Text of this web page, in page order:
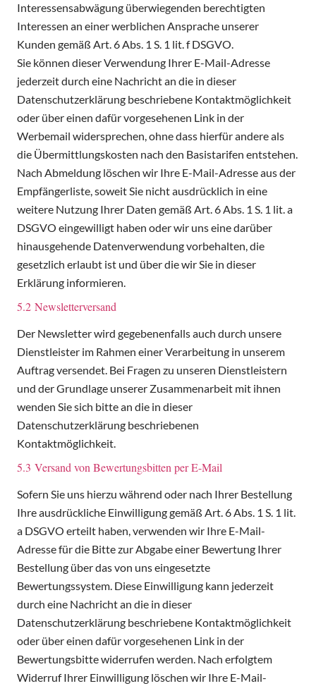
Interessensabwägung überwiegenden berechtigten
Interessen an einer werblichen Ansprache unserer
Kunden gemäß Art. 6 Abs. 1 S. 1 lit. f DSGVO.
Sie können dieser Verwendung Ihrer E-Mail-Adresse
jederzeit durch eine Nachricht an die in dieser
Datenschutzerklärung beschriebene Kontaktmöglichkeit
oder über einen dafür vorgesehenen Link in der
Werbemail widersprechen, ohne dass hierfür andere als
die Übermittlungskosten nach den Basistarifen entstehen.
Nach Abmeldung löschen wir Ihre E-Mail-Adresse aus der
Empfängerliste, soweit Sie nicht ausdrücklich in eine
weitere Nutzung Ihrer Daten gemäß Art. 6 Abs. 1 S. 1 lit. a
DSGVO eingewilligt haben oder wir uns eine darüber
hinausgehende Datenverwendung vorbehalten, die
gesetzlich erlaubt ist und über die wir Sie in dieser
Erklärung informieren.
5.2 Newsletterversand
Der Newsletter wird gegebenenfalls auch durch unsere
Dienstleister im Rahmen einer Verarbeitung in unserem
Auftrag versendet. Bei Fragen zu unseren Dienstleistern
und der Grundlage unserer Zusammenarbeit mit ihnen
wenden Sie sich bitte an die in dieser
Datenschutzerklärung beschriebenen
Kontaktmöglichkeit.
5.3 Versand von Bewertungsbitten per E-Mail
Sofern Sie uns hierzu während oder nach Ihrer Bestellung
Ihre ausdrückliche Einwilligung gemäß Art. 6 Abs. 1 S. 1 lit.
a DSGVO erteilt haben, verwenden wir Ihre E-Mail-
Adresse für die Bitte zur Abgabe einer Bewertung Ihrer
Bestellung über das von uns eingesetzte
Bewertungssystem. Diese Einwilligung kann jederzeit
durch eine Nachricht an die in dieser
Datenschutzerklärung beschriebene Kontaktmöglichkeit
oder über einen dafür vorgesehenen Link in der
Bewertungsbitte widerrufen werden. Nach erfolgtem
Widerruf Ihrer Einwilligung löschen wir Ihre E-Mail-